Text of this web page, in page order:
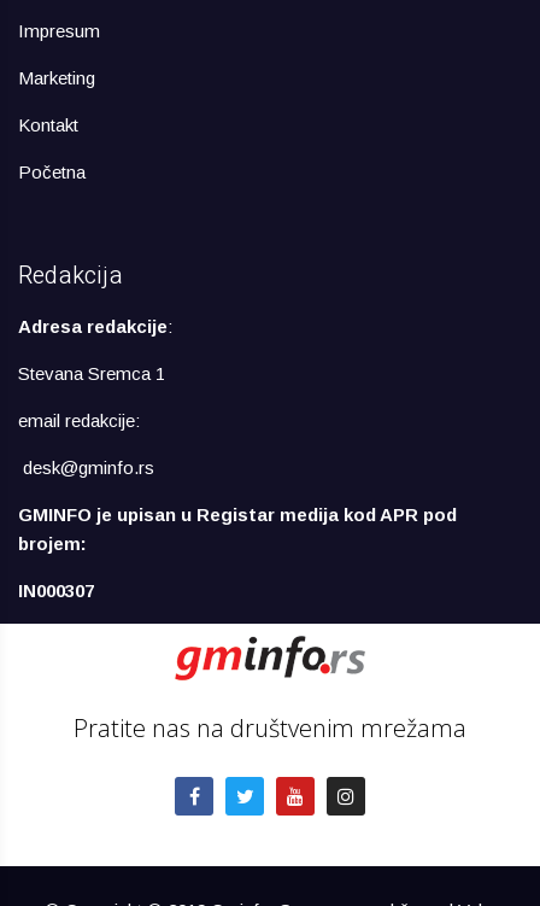
Impresum
Marketing
Kontakt
Početna
Redakcija
Adresa redakcije:
Stevana Sremca 1
email redakcije:
desk@gminfo.rs
GMINFO je upisan u Registar medija kod APR pod
brojem:
IN000307
Pratite nas na društvenim mrežama